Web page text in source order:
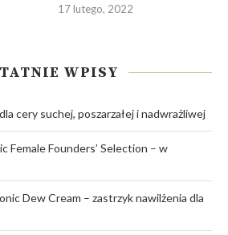
17 lutego, 2022
WPISY
cery suchej, poszarzałej i nadwrażliwej
Female Founders’ Selection – w
Dew Cream – zastrzyk nawilżenia dla